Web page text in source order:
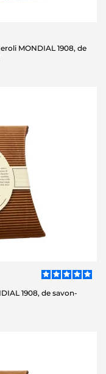
MONDIAL 1908, de
1908, de savon-